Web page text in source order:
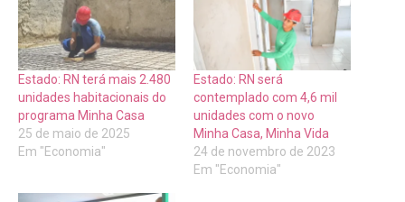
Estado: RN terá mais 2.480
unidades habitacionais do
programa Minha Casa
25 de maio de 2025
Em "Economia"
Estado: RN será
contemplado com 4,6 mil
unidades com o novo
Minha Casa, Minha Vida
24 de novembro de 2023
Em "Economia"